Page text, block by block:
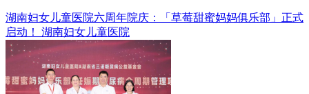
湖南妇女儿童医院六周年院庆：「草莓甜蜜妈妈俱乐部」正式
启动！ 湖南妇女儿童医院